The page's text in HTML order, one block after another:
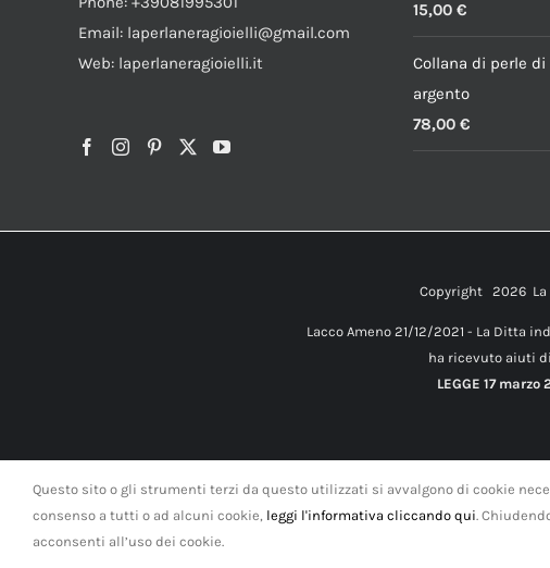
Email: laperlaneragioielli@gmail.com
Web: laperlaneragioielli.it
15,00 €
Collana di perle
argento
78,00 €
Copyright 2026 La
Lacco Ameno 21/12/2021 - La Ditta
ha ricevuto aiuti
LEGGE 17
Questo sito o gli strumenti terzi da questo utilizzati si avvalgono di cookie
consenso a tutti o ad alcuni cookie, leggi l'informativa cliccando qui.
acconsenti all’uso dei cookie.